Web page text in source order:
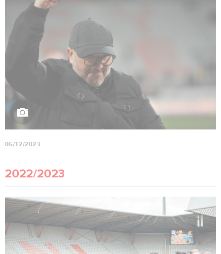
06/12/2023
2022/2023